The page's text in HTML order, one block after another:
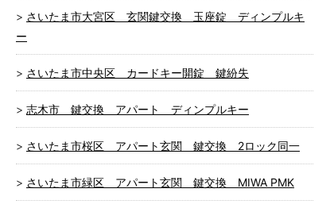
さいたま市大宮区 玄関鍵交換 玉座錠 ディンプルキ
ー
さいたま市中央区 カードキー開錠 鍵紛失
志木市 鍵交換 アパート ディンプルキー
さいたま市桜区 アパート玄関 鍵交換 2ロック同一
さいたま市緑区 アパート玄関 鍵交換 MIWA PMK